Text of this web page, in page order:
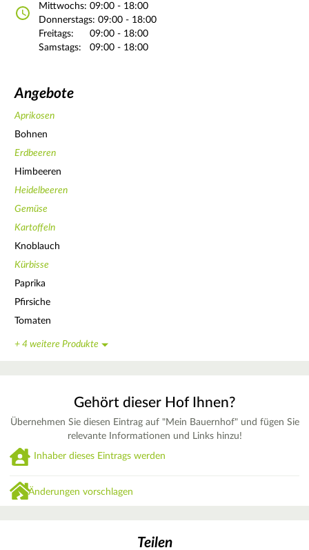
Mittwochs: 09:00 - 18:00
Donnerstags: 09:00 - 18:00
Freitags:
09:00 - 18:00
Samstags:
09:00 - 18:00
Angebote
Aprikosen
Bohnen
Erdbeeren
Himbeeren
Heidelbeeren
Gemüse
Kartoffeln
Knoblauch
Kürbisse
Paprika
Pfirsiche
Tomaten
+ 4 weitere Produkte
Gehört dieser Hof Ihnen?
Übernehmen Sie diesen Eintrag auf "Mein Bauernhof" und fügen Sie
relevante Informationen und Links hinzu!
Inhaber dieses Eintrags werden
Änderungen vorschlagen
Teilen